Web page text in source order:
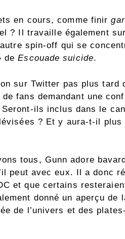
en cours, comme finir
? Il travaille également
spin-off qui se
deEscouade suicide.
sur Twitter pas plus tard
fans demandant une
Seront-ils inclus dans le
? Et y aura-t-il plus
tous, Gunn adore
peut avec eux. Il a donc
et que certains
donné un aperçu de
de l’univers et des